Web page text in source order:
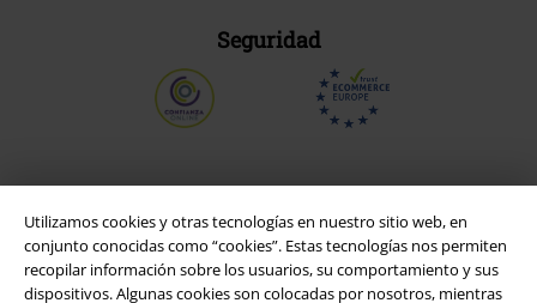
Utilizamos cookies y otras tecnologías en nuestro sitio web, en
conjunto conocidas como “cookies”. Estas tecnologías nos permiten
recopilar información sobre los usuarios, su comportamiento y sus
dispositivos. Algunas cookies son colocadas por nosotros, mientras
Seguridad